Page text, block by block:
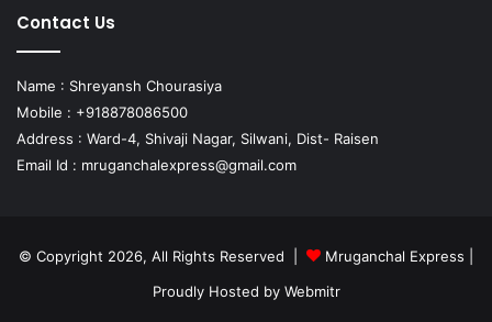
Contact Us
Name : Shreyansh Chourasiya
Mobile : +918878086500
Address : Ward-4, Shivaji Nagar, Silwani, Dist- Raisen
Email Id : mruganchalexpress@gmail.com
© Copyright 2026, All Rights Reserved | Mruganchal Express
Proudly Hosted by Webmitr